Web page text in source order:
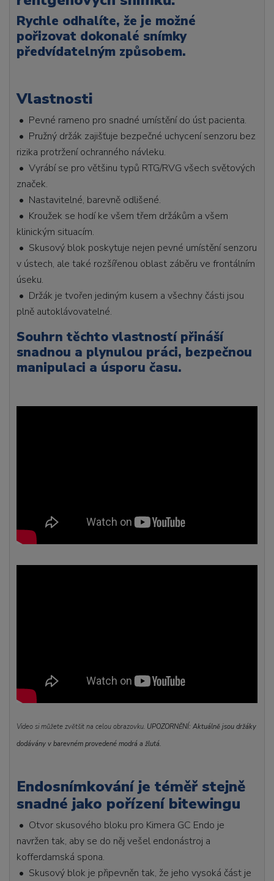
Rychle odhalíte, že je možné
pořizovat dokonalé snímky
předvídatelným způsobem.
Vlastnosti
• Pevné rameno pro snadné umístění do úst pacienta.
• Pružný držák zajišťuje bezpečné uchycení senzoru bez
rizika protržení ochranného návleku.
• Vyrábí se pro většinu typů RTG/RVG všech světových
značek.
• Nastavitelné, barevně odlišené.
• Kroužek se hodí ke všem třem držákům a všem
klinickým situacím.
• Skusový blok poskytuje nejen pevné umístění senzoru
v ústech, ale také rozšířenou oblast záběru ve frontálním
úseku.
• Držák je tvořen jediným kusem a všechny části jsou
plně autoklávovatelné.
Souhrn těchto vlastností přináší
snadnou a plynulou práci, bezpečnou
manipulaci a úsporu času.
Video si můžete zvětšit na celou obrazovku. UPOZORNĚNÍ: Aktuálně jsou držáky
dodávány v barevném provedené modrá a žlutá.
Endosnímkování je téměř stejně
snadné jako pořízení bitewingu
• Otvor skusového bloku pro Kimera GC Endo je
navržen tak, aby se do něj vešel endonástroj a
kofferdamská spona.
• Skusový blok je připevněn tak, že jeho vysoká část je